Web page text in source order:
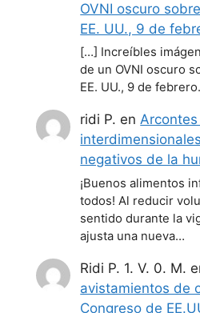
OVNI oscuro
EE. UU., 9 de
[…] Increíbles
de un OVNI oscuro
EE. UU., 9 de
ridi P. enArcontes
negativos de la
¡Buenos alimentos
todos! Al reducir
sentido durante la
ajusta una nueva…
Ridi P. 1. V. 0. M.
avistamientos de
Congreso de